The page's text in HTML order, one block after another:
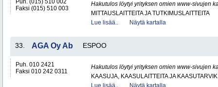
Puh. (015) 510 002
Faksi (015) 510 003
Hakutulos löytyi yrityksen omien www-sivujen
MITTAUSLAITTEITA JA TUTKIMUSLAITTEITA
Lue lisää..
Näytä kartalla
33. AGA Oy Ab ESPOO
Puh. 010 2421
Faksi 010 242 0311
Hakutulos löytyi yrityksen omien www-sivujen
KAASUJA, KAASULAITTEITA JA
Lue lisää..
Näytä kartalla